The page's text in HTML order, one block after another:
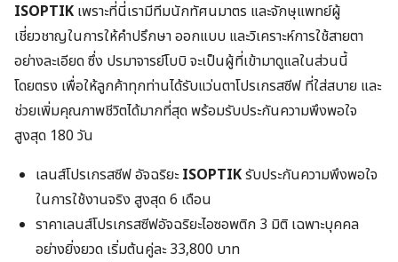
ISOPTIK เพราะที่นี่เรามีทีมนักทัศนมาตร และจักษุแพทย์ผู้
เชี่ยวชาญในการให้คำปรึกษา ออกแบบ และวิเคราะห์การใช้สายตา
อย่างละเอียด ซึ่ง ปรมาจารย์โบบิ จะเป็นผู้ที่เข้ามาดูแลในส่วนนี้
โดยตรง เพื่อให้ลูกค้าทุกท่านได้รับแว่นตาโปรเกรสซีฟ ที่ใส่สบาย และ
ช่วยเพิ่มคุณภาพชีวิตได้มากที่สุด พร้อมรับประกันความพึงพอใจ
สูงสุด 180 วัน
เลนส์โปรเกรสซีฟ อัจฉริยะISOPTIKรับประกันความพึงพอใจ
ในการใช้งานจริง สูงสุด 6 เดือน
ราคาเลนส์โปรเกรสซีฟอัจฉริยะไอซอพติก 3 มิติ เฉพาะบุคคล
อย่างยิ่งยวด เริ่มต้นคู่ละ 33,800 บาท